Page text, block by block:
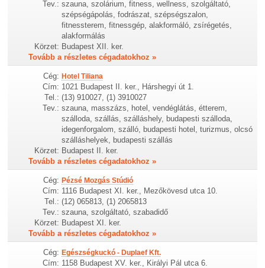
Tev.: szauna, szolárium, fitness, wellness, szolgáltató,
szépségápolás, fodrászat, szépségszalon,
fitnessterem, fitnessgép, alakformáló, zsírégetés,
alakformálás
Körzet: Budapest XII. ker.
Tovább a részletes cégadatokhoz »
Cég: Hotel Tiliana
Cím: 1021 Budapest II. ker., Hárshegyi út 1.
Tel.: (13) 910027, (1) 3910027
Tev.: szauna, masszázs, hotel, vendéglátás, étterem,
szálloda, szállás, szálláshely, budapesti szálloda,
idegenforgalom, szálló, budapesti hotel, turizmus, olcsó
szálláshelyek, budapesti szállás
Körzet: Budapest II. ker.
Tovább a részletes cégadatokhoz »
Cég: Pézsé Mozgás Stúdió
Cím: 1116 Budapest XI. ker., Mezőkövesd utca 10.
Tel.: (12) 065813, (1) 2065813
Tev.: szauna, szolgáltató, szabadidő
Körzet: Budapest XI. ker.
Tovább a részletes cégadatokhoz »
Cég: Egészségkuckó - Duplaef Kft.
Cím: 1158 Budapest XV. ker., Királyi Pál utca 6.